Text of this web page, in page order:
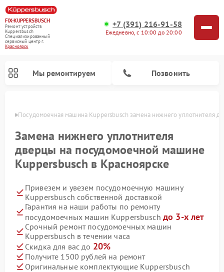
FIX-KUPPERSBUSCH
Ремонт устройств
Kuppersbusch
Специализированный
cервисный центр г.
Красноярск
+7 (391) 216-91-58
Ежедневно, с 10:00 до 20:00
Мы ремонтируем Позвонить
Посудомоечная машина Kuppersbusch замена нижнего уплотнителя
Замена нижнего уплотнителя
дверцы на посудомоечной машине
Kuppersbusch в Красноярске
Привезем и увезем посудомоечную машину
Kuppersbusch собственной доставкой
Гарантия на наши работы по ремонту
посудомоечных машин Kuppersbusch до 3-х лет
Срочный ремонт посудомоечных машин
Kuppersbusch в течении часа
Скидка для вас до 20%
Получите 1500 рублей на ремонт
Оригинальные комплектующие Kuppersbusch